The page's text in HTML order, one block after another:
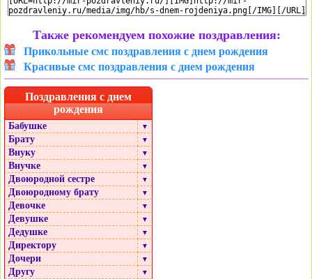
Также рекомендуем похожие поздравления:
Прикольные смс поздравления с днем рождения
Красивые смс поздравления с днем рождения
Поздравления с днем
рождения
Бабушке ▼
Брату ▼
Внуку ▼
Внучке ▼
Двоюродной сестре ▼
Двоюродному брату ▼
Девочке ▼
Девушке ▼
Дедушке ▼
Директору ▼
Дочери ▼
Другу ▼